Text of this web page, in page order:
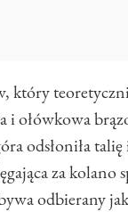
który
i ołówkowa
odsłoniła talię
za
odbierany